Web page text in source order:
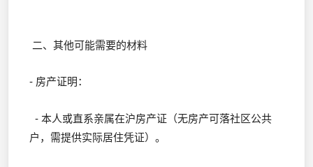
二、其他可能需要的材料
- 房产证明：
- 本人或直系亲属在沪房产证（无房产可落社区公共
户，需提供实际居住凭证）。